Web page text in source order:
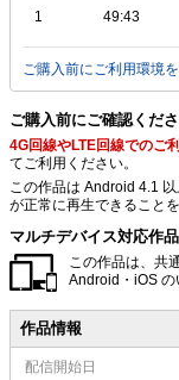
1 49:43
ご購入前にご利用環境
ご購入前にご確認くだ
4G回線やLTE回線でのご
てご利用ください。
この作品は Android 4.1
が正常に再生できること
マルチデバイス対応作品
この作品は、共
Android・iOS の
作品情報
配信開始日